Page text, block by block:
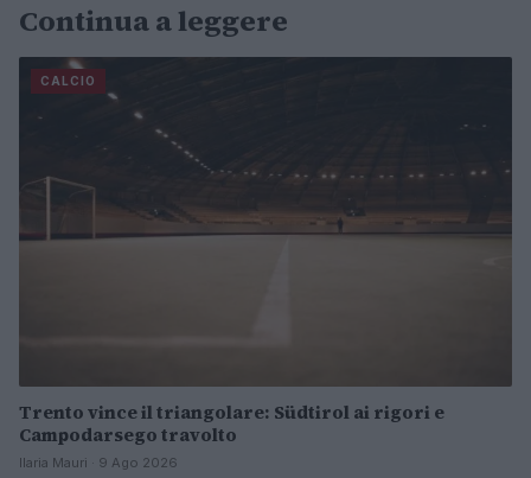
Continua a leggere
CALCIO
Trento vince il triangolare: Südtirol ai rigori e
Campodarsego travolto
Ilaria Mauri · 9 Ago 2026